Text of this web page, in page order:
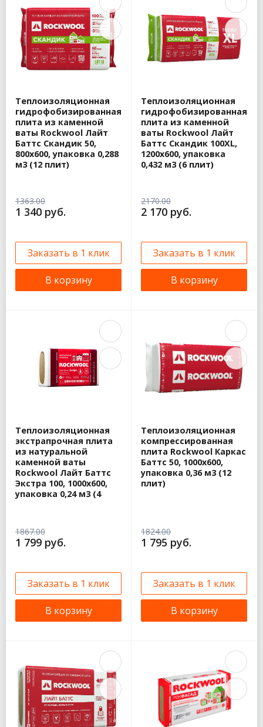
Теплоизоляционная
гидрофобизированная
плита из каменной
ваты Rockwool Лайт
Баттс Скандик 50,
800х600, упаковка 0,288
м3 (12 плит)
1363.00
1 340 руб.
Заказать в 1 клик
В корзину
Теплоизоляционная
гидрофобизированная
плита из каменной
ваты Rockwool Лайт
Баттс Скандик 100XL,
1200х600, упаковка
0,432 м3 (6 плит)
2170.00
2 170 руб.
Заказать в 1 клик
В корзину
Теплоизоляционная
экстрапрочная плита
из натуральной
каменной ваты
Rockwool Лайт Баттс
Экстра 100, 1000х600,
упаковка 0,24 м3 (4
1867.00
1 799 руб.
Заказать в 1 клик
В корзину
Теплоизоляционная
компрессированная
плита Rockwool Каркас
Баттс 50, 1000х600,
упаковка 0,36 м3 (12
плит)
1824.00
1 795 руб.
Заказать в 1 клик
В корзину